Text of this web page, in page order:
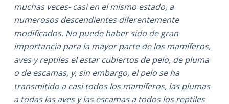
muchas veces- casi en el mismo estado, a
numerosos descendientes diferentemente
modificados. No puede haber sido de gran
importancia para la mayor parte de los mamíferos,
aves y reptiles el estar cubiertos de pelo, de pluma
o de escamas, y, sin embargo, el pelo se ha
transmitido a casi todos los mamíferos, las plumas
a todas las aves y las escamas a todos los reptiles